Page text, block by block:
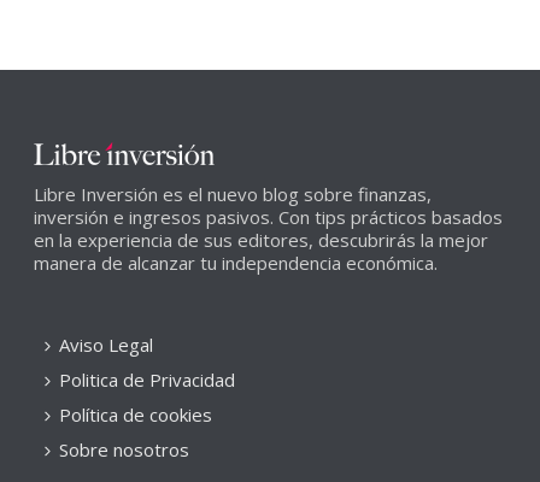
Libre Inversión es el nuevo blog sobre finanzas,
inversión e ingresos pasivos. Con tips prácticos basados
en la experiencia de sus editores, descubrirás la mejor
manera de alcanzar tu independencia económica.
Aviso Legal
Politica de Privacidad
Política de cookies
Sobre nosotros